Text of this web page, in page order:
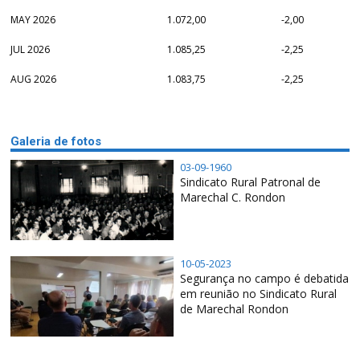
MAY 2026 1.072,00 -2,00
JUL 2026 1.085,25 -2,25
AUG 2026 1.083,75 -2,25
Galeria de fotos
03-09-1960
Sindicato Rural Patronal de
Marechal C. Rondon
10-05-2023
Segurança no campo é debatida
em reunião no Sindicato Rural
de Marechal Rondon